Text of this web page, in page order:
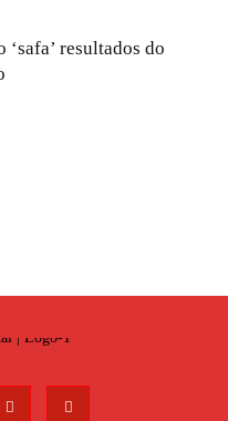
resultados do